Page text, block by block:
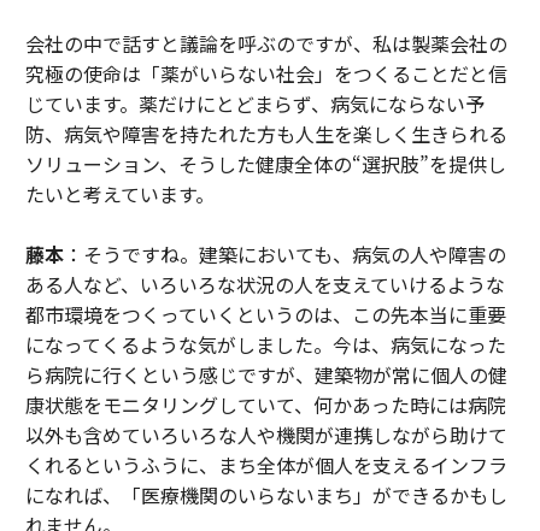
会社の中で話すと議論を呼ぶのですが、私は製薬会社の
究極の使命は「薬がいらない社会」をつくることだと信
じています。薬だけにとどまらず、病気にならない予
防、病気や障害を持たれた方も人生を楽しく生きられる
ソリューション、そうした健康全体の“選択肢”を提供し
たいと考えています。
藤本：そうですね。建築においても、病気の人や障害の
ある人など、いろいろな状況の人を支えていけるような
都市環境をつくっていくというのは、この先本当に重要
になってくるような気がしました。今は、病気になった
ら病院に行くという感じですが、建築物が常に個人の健
康状態をモニタリングしていて、何かあった時には病院
以外も含めていろいろな人や機関が連携しながら助けて
くれるというふうに、まち全体が個人を支えるインフラ
になれば、「医療機関のいらないまち」ができるかもし